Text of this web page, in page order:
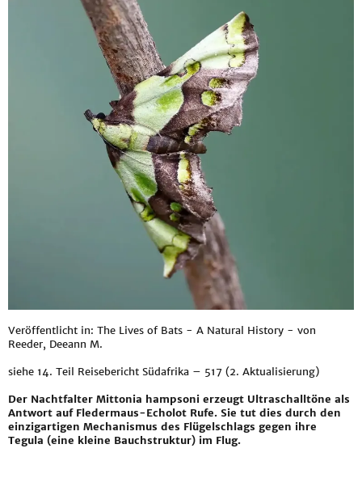
Veröffentlicht in: The Lives of Bats - A Natural History - von
Reeder, Deeann M.
siehe 14. Teil Reisebericht Südafrika – 517 (2. Aktualisierung)
Der Nachtfalter Mittonia hampsoni erzeugt Ultraschalltöne als
Antwort auf Fledermaus-Echolot Rufe. Sie tut dies durch den
einzigartigen Mechanismus des Flügelschlags gegen ihre
Tegula (eine kleine Bauchstruktur) im Flug.